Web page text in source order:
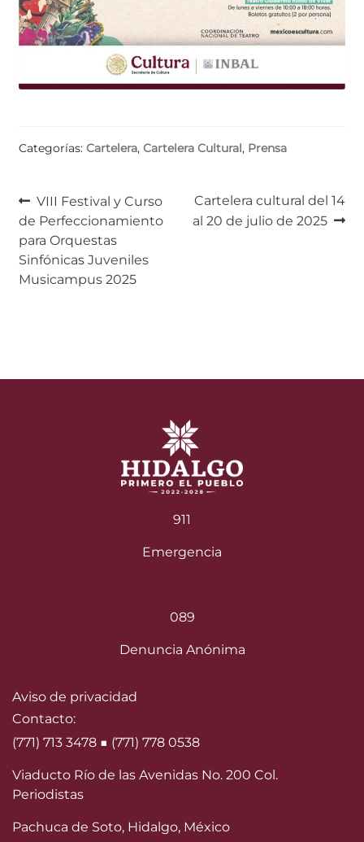
Categorías: Cartelera, Cartelera Cultural, Prensa
Navegación
de
entradas
Anterior:
VIII Festival y Curso
de Perfeccionamiento
para Orquestas
Sinfónicas Juveniles
Musicampus 2025
Siguiente:
Cartelera cultural del 14
al 20 de julio de 2025
911
Emergencia
089
Denuncia Anónima
Aviso de privacidad
Contacto:
(771) 713 3478 ■ (771) 778 0538
Viaducto Río de las Avenidas No. 200 Col.
Periodistas
Pachuca de Soto, Hidalgo, México